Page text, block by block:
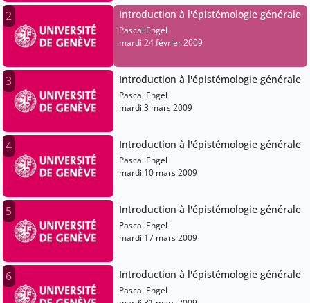
2 Introduction à l'épistémologie générale
Pascal Engel
mardi 24 février 2009
3 Introduction à l'épistémologie générale
Pascal Engel
mardi 3 mars 2009
4 Introduction à l'épistémologie générale
Pascal Engel
mardi 10 mars 2009
5 Introduction à l'épistémologie générale
Pascal Engel
mardi 17 mars 2009
6 Introduction à l'épistémologie générale
Pascal Engel